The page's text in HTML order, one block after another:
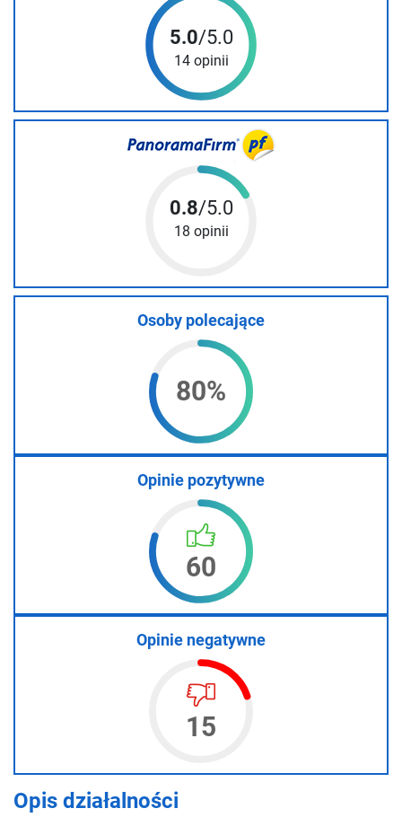
5.0/5.0
14 opinii
0.8/5.0
18 opinii
Osoby polecające
80%
Opinie pozytywne
60
Opinie negatywne
15
Opis działalności